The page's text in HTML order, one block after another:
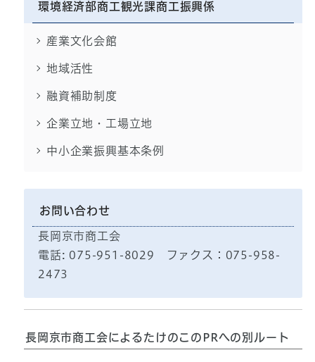
環境経済部商工観光課商工振興係
産業文化会館
地域活性
融資補助制度
企業立地・工場立地
中小企業振興基本条例
お問い合わせ
長岡京市商工会
電話: 075-951-8029 ファクス：075-958-
2473
長岡京市商工会によるたけのこのPRへの別ルート